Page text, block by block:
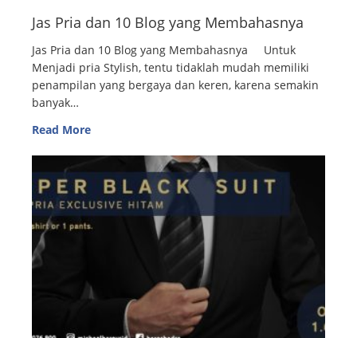
Jas Pria dan 10 Blog yang Membahasnya
Jas Pria dan 10 Blog yang Membahasnya Untuk
Menjadi pria Stylish, tentu tidaklah mudah memiliki
penampilan yang bergaya dan keren, karena semakin
banyak…
Read More